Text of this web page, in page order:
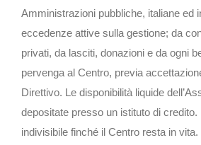
Amministrazioni pubbliche, italiane ed
eccedenze attive sulla gestione; da
privati, da lasciti, donazioni e da ogni
pervenga al Centro, previa
Direttivo. Le disponibilità liquide
depositate presso un istituto di
indivisibile finché il Centro resta in vita.